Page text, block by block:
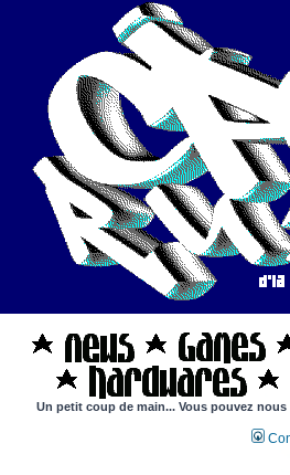
Un petit coup de main... Vous pouvez